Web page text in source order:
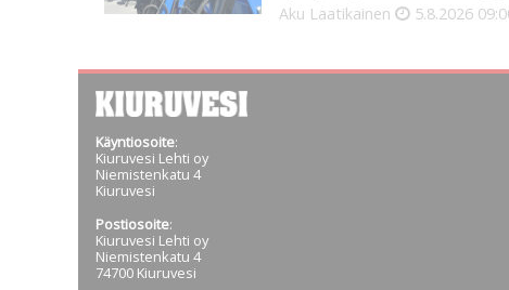
Aku Laatikainen 5.8.2026
Käyntiosoite:
Kiuruvesi Lehti oy
Niemistenkatu 4
Kiuruvesi
Postiosoite:
Kiuruvesi Lehti oy
Niemistenkatu 4
74700 Kiuruvesi